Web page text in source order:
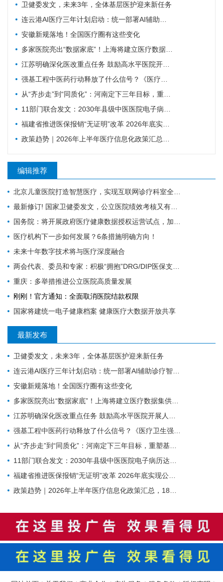
卫健委发文，未来3年，全体基层医护迎来新任务
连云港AI医疗三年计划启动：统一部署AI辅助诊疗智能体
安徽新规落地！全国医疗圈有这些变化
多家医院亮出“数据家底”！上海将建立医疗数据集供需常态化对接
江苏明确深化医改重点任务 鼓励高水平医院开展人工智能技术研发应用
强基工程中医药行动释放了什么信号？《医疗卫生强基工程中医药行动方案》印发（附政策解读）
从“齐步走”到“同质化”：河南定下三年目标，重塑基层医疗质量体系
11部门联合发文：2030年县级中医医院电子病历达标率100%，AI辅助诊疗加速落地
福建省推进医保报销“无证明”改革 2026年底实现公立医院全覆盖
政策趋势｜2026年上半年医疗信息化政策汇总，18项政策密集落地（附汇总报告下载）
编辑推荐
北京儿童医院打造智慧医疗，实现互联网诊疗科室全覆盖
最新修订! 国家卫健委发文，公立医院绩效考核又有新规定
国务院：将开展政府医疗健康数据授权运营试点，加快推进卫生健康信息化
医疗机构下一步如何发展？6条措施明确方向！
未来十年数字技术将与医疗深度融合
两会代表、委员和专家：积极“拥抱”DRG/DIP医保支付方式改革
重庆：多举措推进公立医院高质量发展
刚刚！官方通知：全面取消医院结款权限
国家将建统一电子健康档案 健康医疗大数据开放共享
最新发布
卫健委发文，未来3年，全体基层医护迎来新任务
连云港AI医疗三年计划启动：统一部署AI辅助诊疗智能体
安徽新规落地！全国医疗圈有这些变化
多家医院亮出“数据家底”！上海将建立医疗数据集供需常态化对接
江苏明确深化医改重点任务 鼓励高水平医院开展人工智能技术研发应用
强基工程中医药行动释放了什么信号？《医疗卫生强基工程中医药行动方案》印发（附政策解读）
从“齐步走”到“同质化”：河南定下三年目标，重塑基层医疗质量体系
11部门联合发文：2030年县级中医医院电子病历达标率100%，AI辅助诊疗加速落地
福建省推进医保报销“无证明”改革 2026年底实现公立医院全覆盖
政策趋势｜2026年上半年医疗信息化政策汇总，18项政策密集落地（附汇总报告下载）